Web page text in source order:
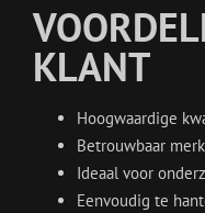
KLANT
Hoogwaardige
Betrouwbaar
Ideaal voor
Eenvoudig te